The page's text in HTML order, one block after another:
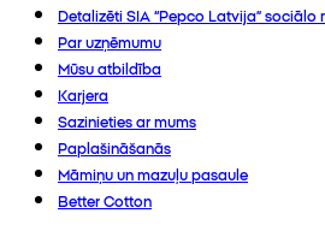
Detalizēti SIA “Pepco Latvija”
Par uzņēmumu
Mūsu atbildība
Karjera
Sazinieties ar mums
Paplašināšanās
Māmiņu un mazuļu pasaule
Better Cotton